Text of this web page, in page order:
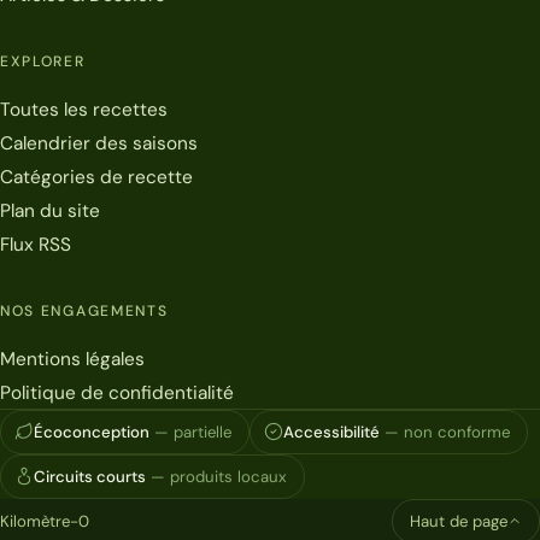
EXPLORER
Toutes les recettes
Calendrier des saisons
Catégories de recette
Plan du site
Flux RSS
NOS ENGAGEMENTS
Mentions légales
Politique de confidentialité
Écoconception — partielle Accessibilité — non conforme
Circuits courts — produits locaux
Kilomètre-0 Haut de page